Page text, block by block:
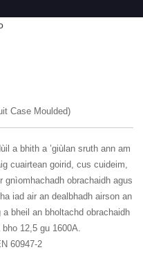
Case Moulded)
a bhith a ’giùlan sruth ann am
cuairtean goirid, cus cuideim,
gnìomhachadh obrachaidh agus
iad air an dealbhadh airson an
bheil an bholtachd obrachaidh
12,5 gu 1600A.
60947-2